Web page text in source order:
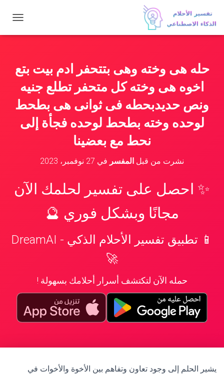
ب
ا
ن
ق
حله هى وخته وهى بتتحفر ادم بيت بتع
اخوه هى وخته كل متحفر تطلع جنيه
ونص حديدبحطه فى ثوانى هى بطحط
لوحده وخته بطحط لوحده فجأة إلى
نحط مع بعضينا
نشرت من قبل المفسر في 27 نوفمبر، 2023
✨ احصل على تفسير لحلمك الآن
مجانًا وبشكل فوري 🔮
📱 تطبيق تفسير الأحلام الذكي - DreamAI
🚀
حمله الآن لتكتشف أسرار أحلامك بسهولة !
يشير الحلم إلى وجود تعاون وتفاهم بين الأخوة والأخوات في